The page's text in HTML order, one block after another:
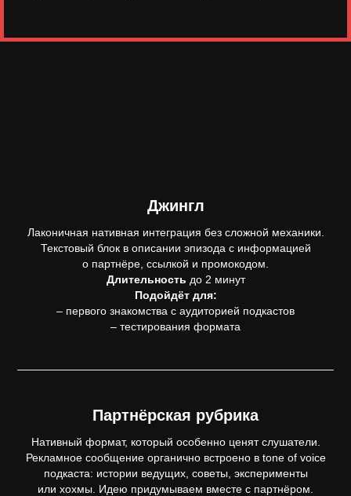
Джингл
Лаконичная нативная интеграция без сложной механики.
Текстовый блок в описании эпизода с информацией
о партнёре, ссылкой и промокодом.
Длительность до 2 минут
Подойдёт для:
– первого знакомства с аудиторией подкастов
– тестирования формата
Партнёрская рубрика
Нативный формат, который особенно ценят слушатели.
Рекламное сообщение органично встроено в tone of voice
подкаста: истории ведущих, советы, эксперименты
или хохмы. Идею придумываем вместе с партнёром.